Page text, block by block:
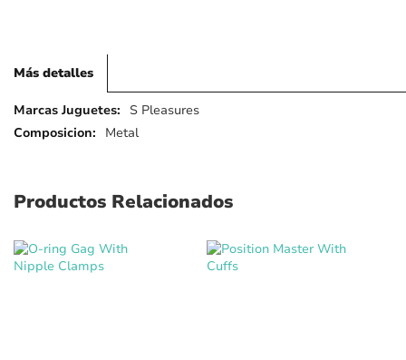
Más detalles
Más
detalles
S Pleasures
Metal
Productos Relacionados